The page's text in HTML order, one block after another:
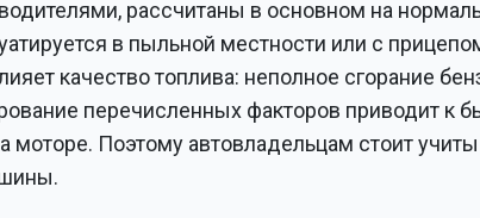
рассчитаны в основном на
в пыльной местности или с
качество топлива: неполное сгорание
перечисленных факторов приводит к
моторе. Поэтому автовладельцам стоит